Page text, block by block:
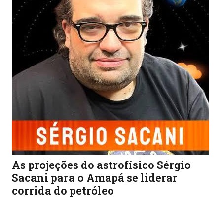
As projeções do astrofísico Sérgio
Sacani para o Amapá se liderar
corrida do petróleo